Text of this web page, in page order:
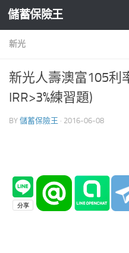
Skip to content
儲蓄保險王
新光
新光人壽澳富105利
IRR>3%練習題)
BY 儲蓄保險王 · 2016-06-08